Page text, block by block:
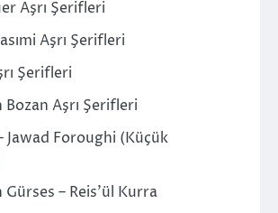
Aşrı Şerifleri
Aşrı Şerifleri
Şerifleri
Aşrı Şerifleri
Jawad Foroughi (Küçük
– Reis’ül Kurra